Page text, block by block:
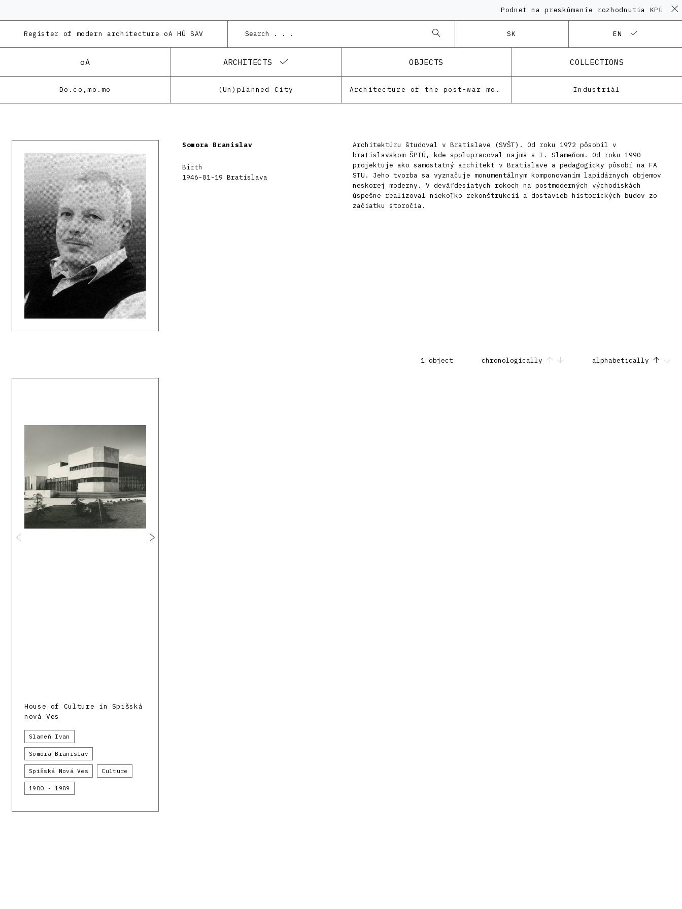
Podnet na preskúmanie rozhodnutia KPÚ vo
Register of modern architecture oA HÚ SAV SK EN
oA ARCHITECTS OBJECTS COLLECTIONS
Do.co,mo.mo (Un)planned City Architecture of the post-war modernism Industriál
Somora Branislav
Birth
1946-01-19 Bratislava
Architektúru študoval v Bratislave (SVŠT). Od roku 1972 pôsobil v
bratislavskom ŠPTÚ, kde spolupracoval najmä s I. Slameňom. Od roku 1990
projektuje ako samostatný architekt v Bratislave a pedagogicky pôsobí na FA
STU. Jeho tvorba sa vyznačuje monumentálnym komponovaním lapidárnych objemov
neskorej moderny. V deväťdesiatych rokoch na postmoderných východiskách
úspešne realizoval niekoľko rekonštrukcií a dostavieb historických budov zo
začiatku storočia.
1 object chronologically alphabetically
House of Culture in Spišská
nová Ves
Slameň Ivan
Somora Branislav
Spišská Nová Ves Culture
1980 - 1989